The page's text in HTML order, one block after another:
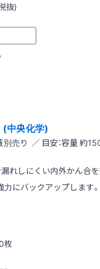
抜)
中央化学)
売り ／ 目安：容量 約
れしにくい内外かん合
力にバックアップします。
枚